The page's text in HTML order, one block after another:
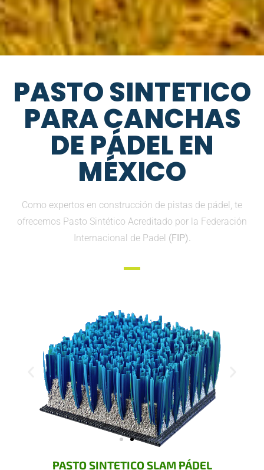
PASTO SINTETICO
PARA CANCHAS
DE PÁDEL EN
MÉXICO
Como expertos en construcción de pistas de pádel, te
ofrecemos Pasto Sintético Acreditado por la Federación
Internacional de Padel (FIP).
PASTO SINTETICO SLAM PÁDEL